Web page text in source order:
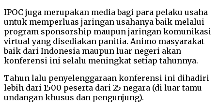
IPOC juga merupakan media bagi para pelaku usaha
untuk memperluas jaringan usahanya baik melalui
program sponsorship maupun jaringan komunikasi
virtual yang disediakan panitia. Animo masyarakat
baik dari Indonesia maupun luar negeri akan
konferensi ini selalu meningkat setiap tahunnya.
Tahun lalu penyelenggaraan konferensi ini dihadiri
lebih dari 1500 peserta dari 25 negara (di luar tamu
undangan khusus dan pengunjung).